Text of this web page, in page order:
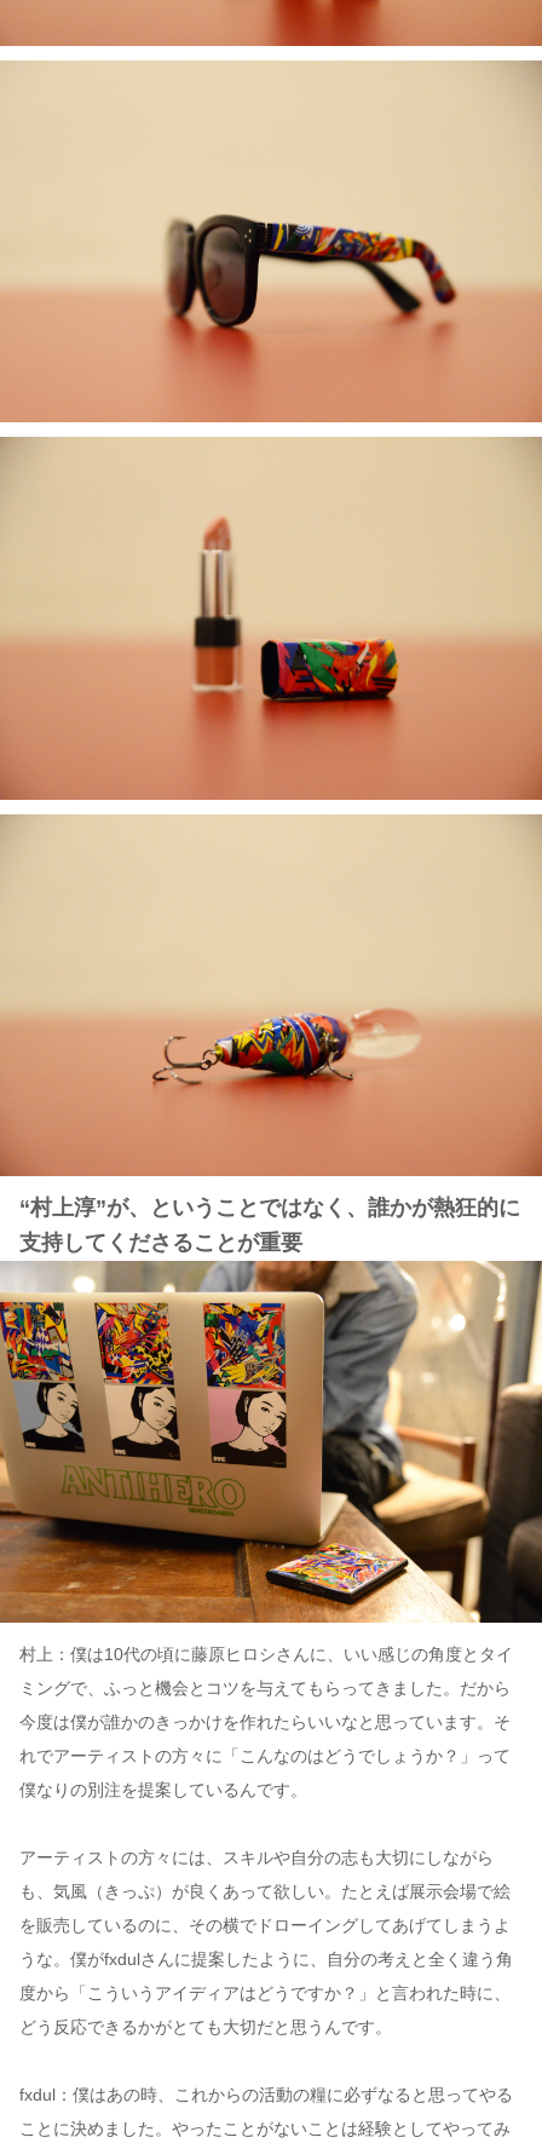
“村上淳”が、ということではなく、誰かが熱狂的に
支持してくださることが重要
村上：僕は10代の頃に藤原ヒロシさんに、いい感じの角度とタイ
ミングで、ふっと機会とコツを与えてもらってきました。だから
今度は僕が誰かのきっかけを作れたらいいなと思っています。そ
れでアーティストの方々に「こんなのはどうでしょうか？」って
僕なりの別注を提案しているんです。
アーティストの方々には、スキルや自分の志も大切にしながら
も、気風（きっぷ）が良くあって欲しい。たとえば展示会場で絵
を販売しているのに、その横でドローイングしてあげてしまうよ
うな。僕がfxdulさんに提案したように、自分の考えと全く違う角
度から「こういうアイディアはどうですか？」と言われた時に、
どう反応できるかがとても大切だと思うんです。
fxdul：僕はあの時、これからの活動の糧に必ずなると思ってやる
ことに決めました。やったことがないことは経験としてやってみ